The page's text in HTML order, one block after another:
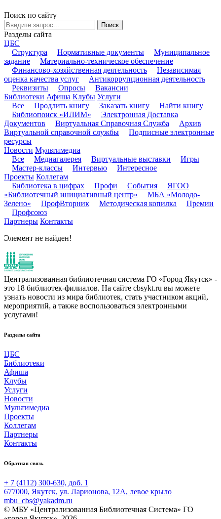
Поиск по сайту
Поиск
Разделы сайта
ЦБС
Структура
Нормативные документы
Муниципальное
задание
Материально-техническое обеспечение
Финансово-хозяйственная деятельность
Независимая
оценка качества услуг
Антикоррупционная деятельность
Реквизиты
Опросы
Вакансии
Библиотеки Афиша Клубы Услуги
Все
Продлить книгу Заказать книгу
Найти книгу
Библиопоиск «ИЛИМ»
Электронная Доставка
Документов
Виртуальная Справочная Служба
Архив
Виртуальной справочной службы
Подписные электронные
ресурсы
Новости Мультимедиа
Все
Медиагалерея Виртуальные выставки
Игры
Мастер-классы
Интервью
Интересное
Проекты Коллегам
Библиотека в цифрах
Профи События
ЯГОО
«Библиотечный инициативный центр»
МБА «Молодо-
Зелено»
ПрофВторник Методическая копилка
Премии
Профсоюз
Партнеры Контакты
Элемент не найден!
Централизованная библиотечная система ГО «Город Якутск» -
это 18 библиотек-филиалов. На сайте cbsykt.ru вы можете
узнать новости из мира библиотек, стать участником акций,
мероприятий, а также воспользоваться электронными
услугами!
Разделы сайта
ЦБС
Библиотеки
Афиша
Клубы
Услуги
Новости
Мультимедиа
Проекты
Коллегам
Партнеры
Контакты
Обратная связь
+ 7 (4112) 300-630, доб. 1
677000, Якутск, ул. Ларионова, 12А, левое крыло
mbu_cbs@yakadm.ru
© МБУ «Централизованная Библиотечная Система» ГО